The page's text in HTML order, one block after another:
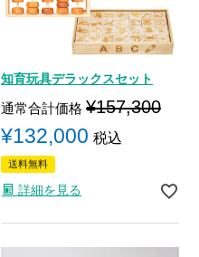
知育玩具デラックスセット
通常合計価格 ¥157,300
¥132,000 税込
送料無料
詳細を見る